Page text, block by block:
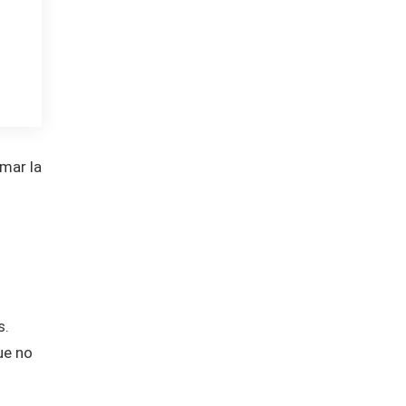
la
no